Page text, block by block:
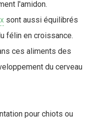
l'amidon.
sont aussi équilibrés
félin en croissance.
ces aliments des
du cerveau
pour chiots ou